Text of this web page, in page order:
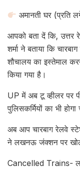
अमानती घर (प्रति
आपको बता दें कि, उत्तर
शर्मा ने बताया कि
शौचालय का इस्तेमाल
किया गया है।
UP में अब टू व्हीलर पर
पुलिसकर्मियों का भी होगा
अब आप चारबाग रेलवे
ने लखनऊ जंक्शन पर
Cancelled Trains-